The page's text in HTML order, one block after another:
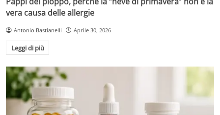
vera causa delle allergie
Antonio Bastianelli Aprile 30, 2026
Leggi di più